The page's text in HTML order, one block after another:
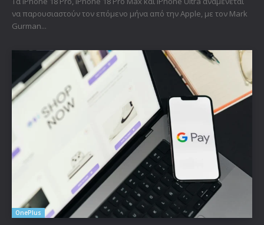
να παρουσιαστούν τον επόμενο μήνα από την Apple, με τον Mark
Gurman...
OnePlus